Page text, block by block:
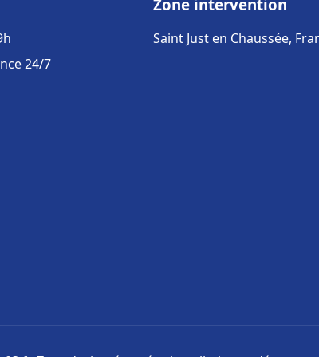
24/7
Zone intervention
Saint Just en Chaussée,